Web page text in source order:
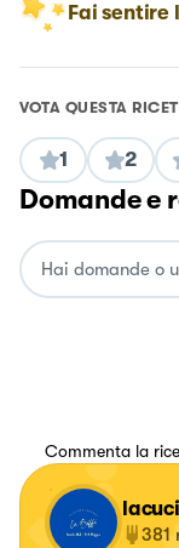
Fai sentire
VOTA QUESTA
1 2
Domande e
Commenta la
381